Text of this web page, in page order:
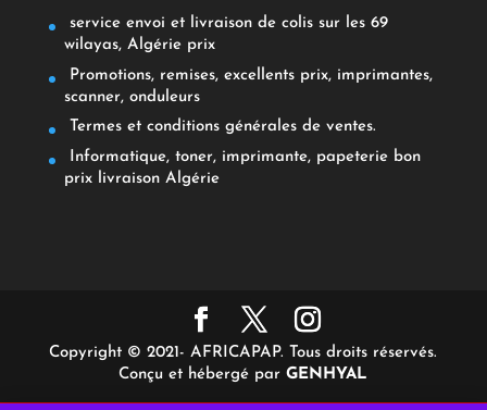
service envoi et livraison de colis sur les 69
wilayas, Algérie prix
Promotions, remises, excellents prix, imprimantes,
scanner, onduleurs
Termes et conditions générales de ventes.
Informatique, toner, imprimante, papeterie bon
prix livraison Algérie
Copyright © 2021- AFRICAPAP. Tous droits réservés.
Conçu et hébergé parGENHYAL